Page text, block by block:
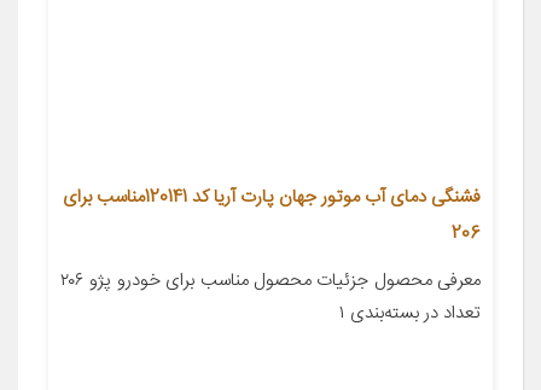
فشنگی دمای آب موتور جهان پارت آریا کد 120141مناسب برای
206
معرفی محصول جزئیات محصول مناسب برای خودرو پژو ۲۰۶
تعداد در بسته‌بندی ۱